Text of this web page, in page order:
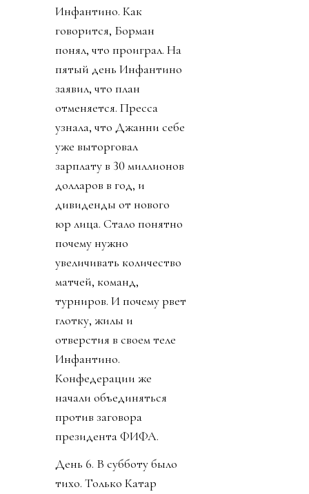
Инфантино. Как
говорится, Борман
понял, что проиграл. На
пятый день Инфантино
заявил, что план
отменяется. Пресса
узнала, что Джанни себе
уже выторговал
зарплату в 30 миллионов
долларов в год, и
дивиденды от нового
юр лица. Стало понятно
почему нужно
увеличивать количество
матчей, команд,
турниров. И почему рвет
глотку, жилы и
отверстия в своем теле
Инфантино.
Конфедерации же
начали объединяться
против заговора
президента ФИФА.
День 6. В субботу было
тихо. Только Катар